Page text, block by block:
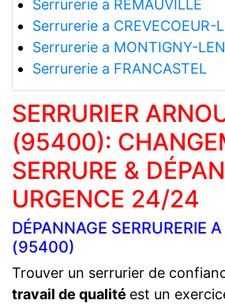
Serrurerie a REMAUVILLE
Serrurerie a CREVECOEUR-
Serrurerie a MONTIGNY-
Serrurerie a FRANCASTEL
SERRURIER
(95400):
SERRURE &
URGENCE 24/24
DÉPANNAGE SERRURERIE
(95400)
Trouver un serrurier de
travail de qualité est un